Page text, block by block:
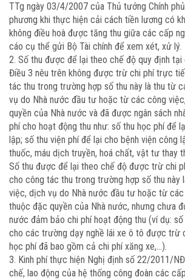
TTg ngày 03/4/2007 của Thủ tướng Chính
phương khi thực hiện cải cách tiền lương có
không điều hoà được tăng thu giữa các cấp
cáo cụ thể gửi Bộ Tài chính để xem xét, xử lý.
2. Số thu được để lại theo chế độ quy định tại
Điều 3 nêu trên không được trừ chi phí trực
tác thu trong trường hợp số thu này là thu từ
vụ do Nhà nước đầu tư hoặc từ các công
quyền của Nhà nước và đã được ngân sách
phí cho hoạt động thu như: số thu học phí để
lập; số thu viện phí để lại cho bệnh viện công
thuốc, máu dịch truyền, hoá chất, vật tư thay
Số thu được để lại theo chế độ được trừ chi
cho công tác thu trong trường hợp số thu này
việc, dịch vụ do Nhà nước đầu tư hoặc từ
thuộc đặc quyền của Nhà nước, nhưng chưa
nước đảm bảo chi phí hoạt động thu (ví dụ:
cho các trường dạy nghề lái xe ô tô được trừ
học phí đã bao gồm cả chi phí xăng xe,…).
3. Kinh phí thực hiện Nghị định số 22/2011/
chế, lao động của hệ thống công đoàn các